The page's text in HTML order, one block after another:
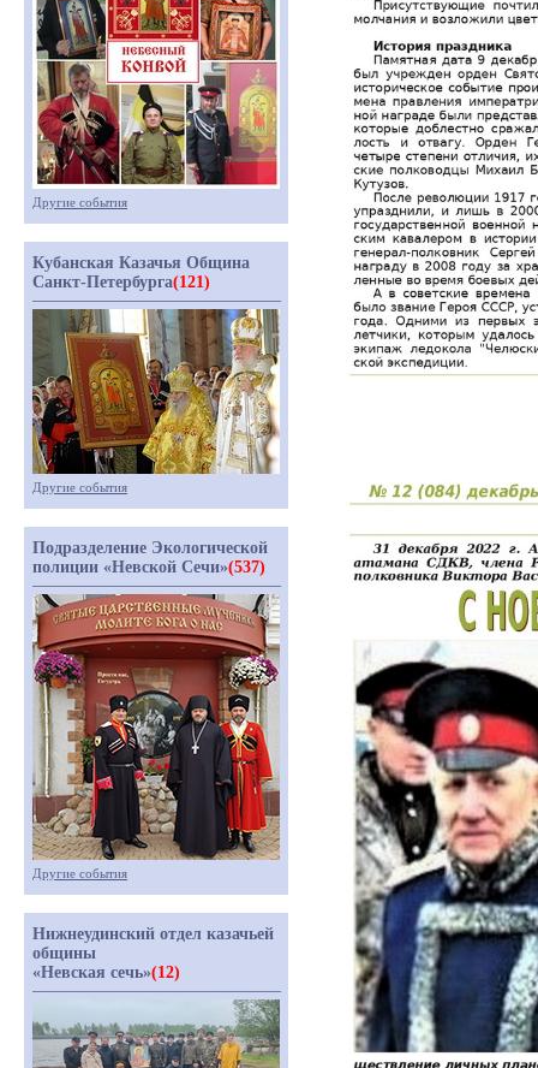
Другие события
Кубанская Казачья Община
Санкт-Петербурга(121)
Другие события
Подразделение Экологической
полиции «Невской Сечи»(537)
Другие события
Нижнеудинский отдел казачьей
общины
«Невская сечь»(12)